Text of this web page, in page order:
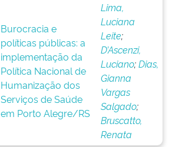
Burocracia e
políticas públicas: a
implementação da
Política Nacional de
Humanização dos
Serviços de Saúde
em Porto Alegre/RS
Lima,
Luciana
Leite;
D’Ascenzi,
Luciano;Dias,
Gianna
Vargas
Salgado;
Bruscatto,
Renata